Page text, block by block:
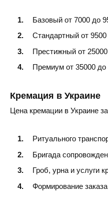
Базовый от 7000 до
Стандартный от 9500
Престижный от
Премиум от 35000 до
Кремация в Украине
Цена кремации в Украине
Ритуального
Бригада
Гроб, урна и услуги
Формирование